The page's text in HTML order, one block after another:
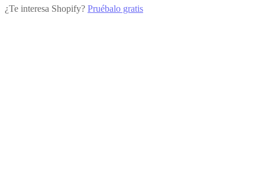
¿Te interesa Shopify? Pruébalo gratis